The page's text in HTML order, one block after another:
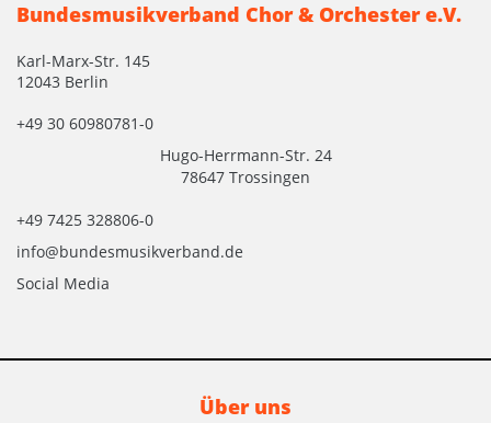
Bundesmusikverband Chor & Orchester e.V.
Karl-Marx-Str. 145
12043 Berlin
+49 30 60980781-0
Hugo-Herrmann-Str. 24
78647 Trossingen
+49 7425 328806-0
info@bundesmusikverband.de
Social Media
Über uns